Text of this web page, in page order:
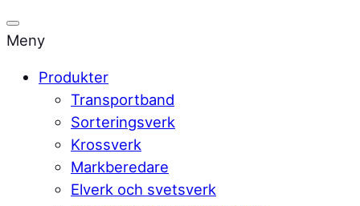
Meny
Produkter
Transportband
Sorteringsverk
Krossverk
Markberedare
Elverk och svetsverk